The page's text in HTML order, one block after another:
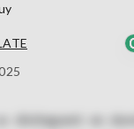
distinguent en